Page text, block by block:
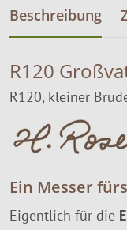
Beschreibung
R120
R120, kleiner
Ein Messer
Eigentlich für die